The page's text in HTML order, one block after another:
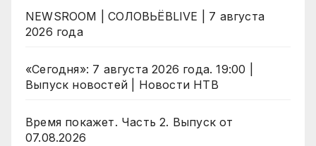
NEWSROOM | СОЛОВЬЁВLIVE | 7 августа
2026 года
«Сегодня»: 7 августа 2026 года. 19:00 |
Выпуск новостей | Новости НТВ
Время покажет. Часть 2. Выпуск от
07.08.2026